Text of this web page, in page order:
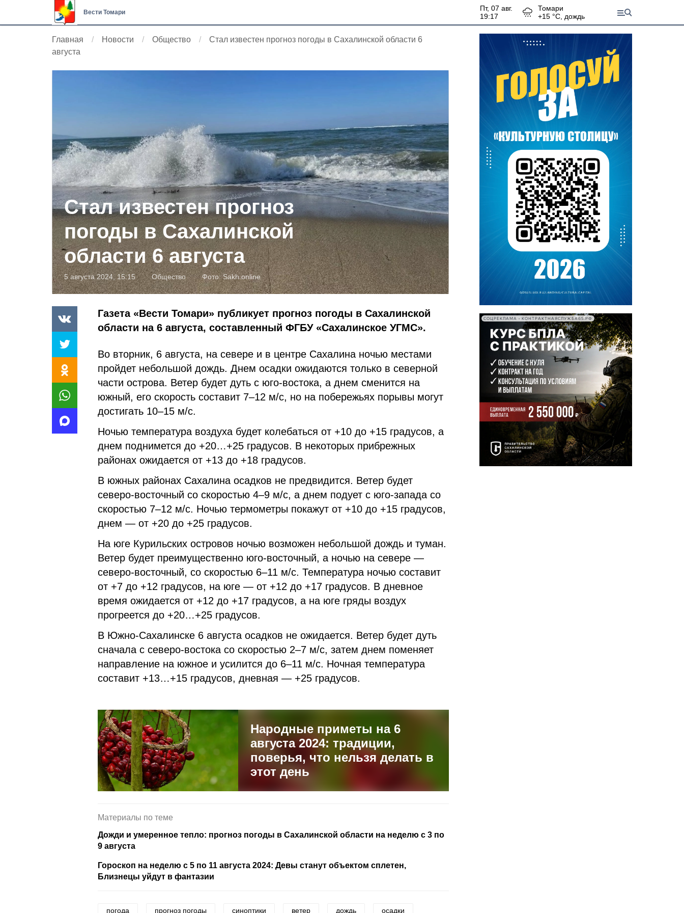
Вести Томари
пт, 07 авг.
19:17
Томари
+15 °С, дождь
Главная Новости Общество
Стал известен прогноз погоды в Сахалинской области 6
августа
Стал известен прогноз
погоды в Сахалинской
области 6 августа
5 августа 2024, 15:15 Общество Фото:Sakh.online
Газета «Вести Томари» публикует прогноз погоды в Сахалинской
области на 6 августа, составленный ФГБУ «Сахалинское УГМС».
Во вторник, 6 августа, на севере и в центре Сахалина ночью местами
пройдет небольшой дождь. Днем осадки ожидаются только в северной
части острова. Ветер будет дуть с юго-востока, а днем сменится на
южный, его скорость составит 7–12 м/с, но на побережьях порывы могут
достигать 10–15 м/с.
Ночью температура воздуха будет колебаться от +10 до +15 градусов, а
днем поднимется до +20…+25 градусов. В некоторых прибрежных
районах ожидается от +13 до +18 градусов.
В южных районах Сахалина осадков не предвидится. Ветер будет
северо-восточный со скоростью 4–9 м/с, а днем подует с юго-запада со
скоростью 7–12 м/с. Ночью термометры покажут от +10 до +15 градусов,
днем — от +20 до +25 градусов.
На юге Курильских островов ночью возможен небольшой дождь и туман.
Ветер будет преимущественно юго-восточный, а ночью на севере —
северо-восточный, со скоростью 6–11 м/с. Температура ночью составит
от +7 до +12 градусов, на юге — от +12 до +17 градусов. В дневное
время ожидается от +12 до +17 градусов, а на юге гряды воздух
прогреется до +20…+25 градусов.
В Южно-Сахалинске 6 августа осадков не ожидается. Ветер будет дуть
сначала с северо-востока со скоростью 2–7 м/с, затем днем поменяет
направление на южное и усилится до 6–11 м/с. Ночная температура
составит +13…+15 градусов, дневная — +25 градусов.
Народные приметы на 6
августа 2024: традиции,
поверья, что нельзя делать в
этот день
Материалы по теме
Дожди и умеренное тепло: прогноз погоды в Сахалинской области на неделю с 3 по
9 августа
Гороскоп на неделю с 5 по 11 августа 2024: Девы станут объектом сплетен,
Близнецы уйдут в фантазии
погода прогноз погоды синоптики ветер дождь осадки
СОЦРЕКЛАМА • КОНТРАКТНАЯСЛУЖБА65.РФ